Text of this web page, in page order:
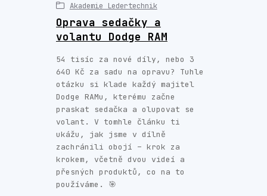
Oprava sedačky a
volantu Dodge RAM
Akademie Ledertechnik
54 tisíc za nové díly, nebo 3
640 Kč za sadu na opravu? Tuhle
otázku si klade každý majitel
Dodge RAMu, kterému začne
praskat sedačka a olupovat se
volant. V tomhle článku ti
ukážu, jak jsme v dílně
zachránili obojí – krok za
krokem, včetně dvou videí a
přesných produktů, co na to
používáme. 🎯